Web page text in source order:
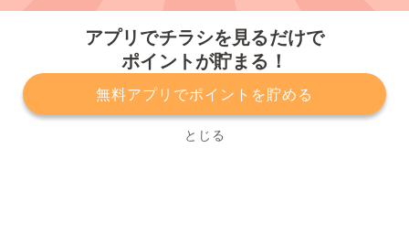
アプリでチラシを見るだけで
ポイントが貯まる！
無料アプリでポイントを貯める
とじる
プライバシーポリシー 利用規約
運営会社
サービスに関してのお問い合わせ